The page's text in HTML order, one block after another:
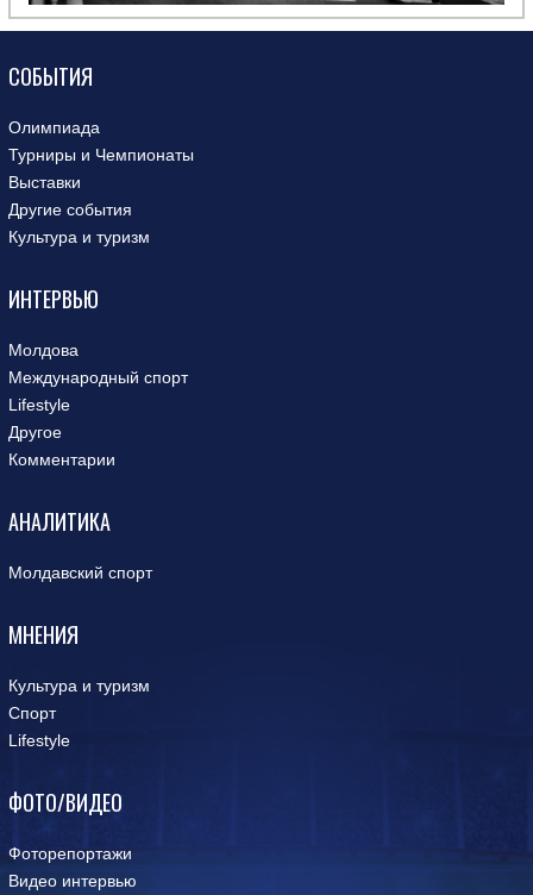
СОБЫТИЯ
Олимпиада
Турниры и Чемпионаты
Выставки
Другие события
Культура и туризм
ИНТЕРВЬЮ
Молдова
Международный спорт
Lifestyle
Другое
Комментарии
АНАЛИТИКА
Молдавский спорт
МНЕНИЯ
Культура и туризм
Спорт
Lifestyle
ФОТО/ВИДЕО
Фоторепортажи
Видео интервью